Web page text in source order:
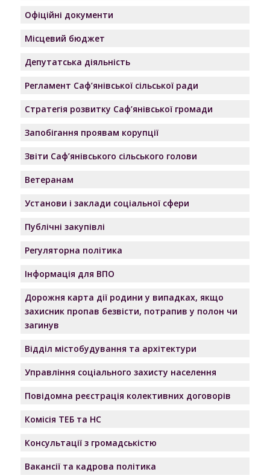
Офіційні документи
Місцевий бюджет
Депутатська діяльність
Регламент Саф’янівської сільської ради
Стратегія розвитку Саф’янівської громади
Запобігання проявам корупції
Звіти Саф’янівського сільського голови
Ветеранам
Установи і заклади соціальної сфери
Публічні закупівлі
Регуляторна політика
Інформація для ВПО
Дорожня карта дії родини у випадках, якщо
захисник пропав безвісти, потрапив у полон чи
загинув
Відділ містобудування та архітектури
Управління соціального захисту населення
Повідомна реєстрація колективних договорів
Комісія ТЕБ та НС
Консультації з громадськістю
Вакансії та кадрова політика